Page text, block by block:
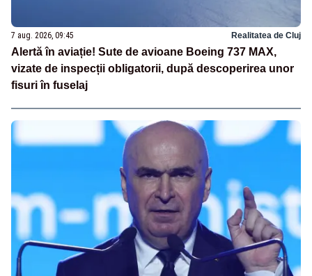
7 aug. 2026, 09:45 Realitatea de Cluj
Alertă în aviație! Sute de avioane Boeing 737 MAX,
vizate de inspecții obligatorii, după descoperirea unor
fisuri în fuselaj